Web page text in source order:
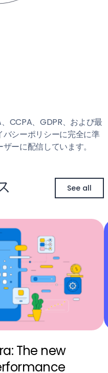
CCPA、GDPR、および最
シーポリシーに完全に準
ーに配信しています。
See all
The new